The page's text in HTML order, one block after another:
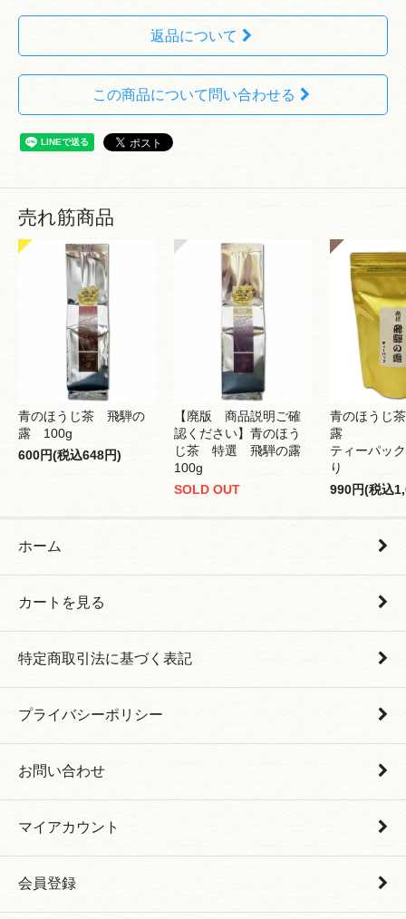
返品について
この商品について問い合わせる
売れ筋商品
青のほうじ茶 飛騨の
露 100g
600円(税込648円)
【廃版 商品説明ご確
認ください】青のほう
じ茶 特選 飛騨の露
100g
SOLD OUT
青のほうじ
露
ティーパッ
り
990円(税込
ホーム
カートを見る
特定商取引法に基づく表記
プライバシーポリシー
お問い合わせ
マイアカウント
会員登録